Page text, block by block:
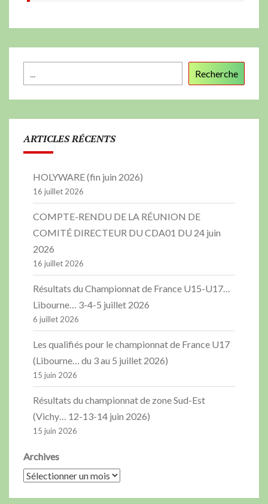
Recherche
ARTICLES RÉCENTS
HOLYWARE (fin juin 2026)
16 juillet 2026
COMPTE-RENDU DE LA RÉUNION DE
COMITÉ DIRECTEUR DU CDA01 DU 24 juin
2026
16 juillet 2026
Résultats du Championnat de France U15-U17…
Libourne… 3-4-5 juillet 2026
6 juillet 2026
Les qualifiés pour le championnat de France U17
(Libourne… du 3 au 5 juillet 2026)
15 juin 2026
Résultats du championnat de zone Sud-Est
(Vichy… 12-13-14 juin 2026)
15 juin 2026
Archives